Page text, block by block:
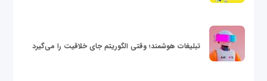
تبلیغات هوشمند؛ وقتی الگوریتم جای خلاقیت را می‌گیرد